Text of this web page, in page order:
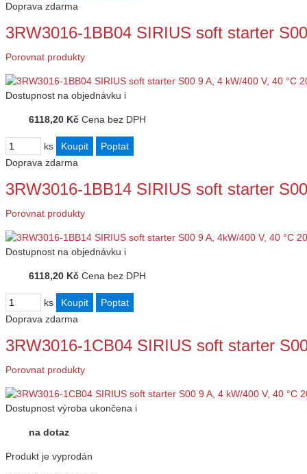
Doprava zdarma
3RW3016-1BB04 SIRIUS soft starter
Porovnat produkty
Dostupnost na objednávku i
6118,20 Kč Cena bez DPH
ks
Doprava zdarma
3RW3016-1BB14 SIRIUS soft starter
Porovnat produkty
Dostupnost na objednávku i
6118,20 Kč Cena bez DPH
ks
Doprava zdarma
3RW3016-1CB04 SIRIUS soft starter
Porovnat produkty
Dostupnost výroba ukončena i
na dotaz
Produkt je vyprodán